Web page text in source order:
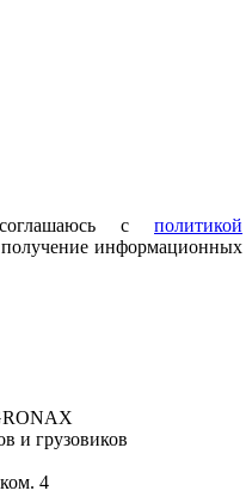
с политикой
информационных
и грузовиков
4